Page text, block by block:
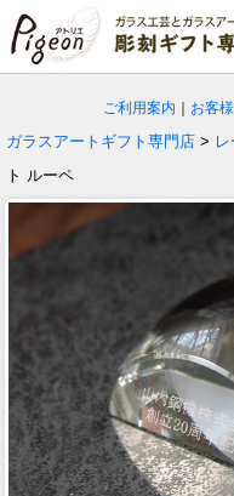
ご利用案内 お客
ガラスアートギフト専門店 >
ト ルーペ